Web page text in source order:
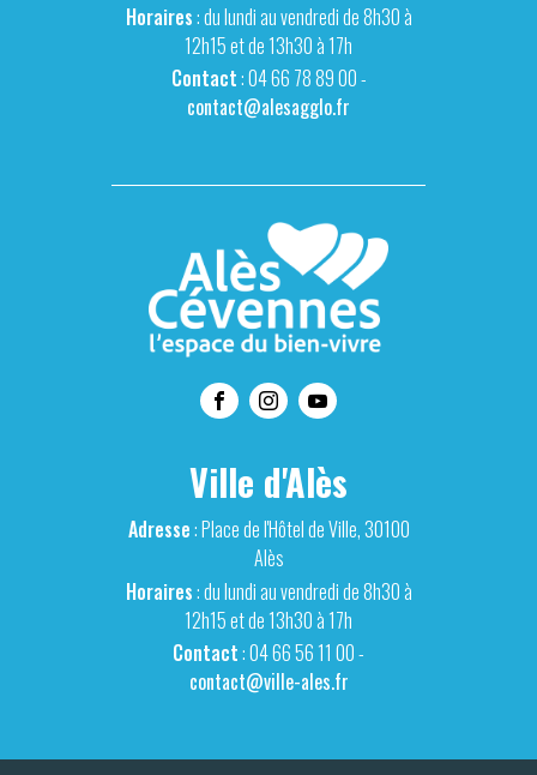
Horaires: du lundi au vendredi de 8h30 à
12h15 et de 13h30 à 17h
Contact: 04 66 78 89 00 -
contact@alesagglo.fr
Ville d'Alès
Adresse: Place de l'Hôtel de Ville, 30100
Alès
Horaires: du lundi au vendredi de 8h30 à
12h15 et de 13h30 à 17h
Contact: 04 66 56 11 00 -
contact@ville-ales.fr